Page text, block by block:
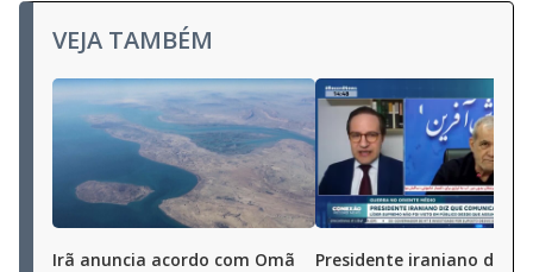
VEJA TAMBÉM
Irã anuncia acordo com Omã
Presidente iraniano diz